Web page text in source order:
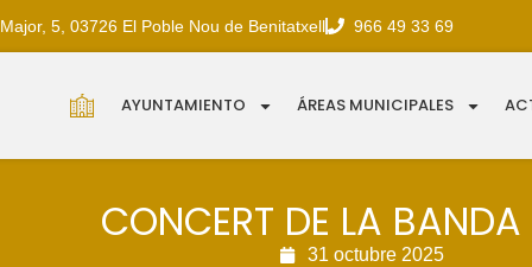
5, 03726 El Poble Nou de Benitatxell 966 49 33 69
AYUNTAMIENTO ÁREAS MUNICIPALES
CONCERT DE LA
31 octubre 2025